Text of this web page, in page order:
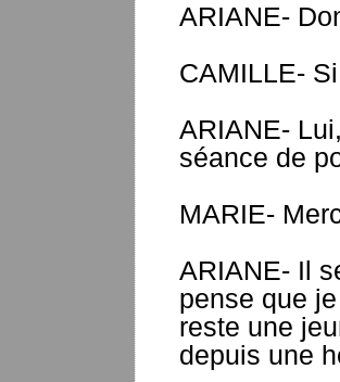
ARIANE-
CAMILLE-
ARIANE-
séance de
MARIE-
ARIANE- Il
pense que
reste une
depuis une